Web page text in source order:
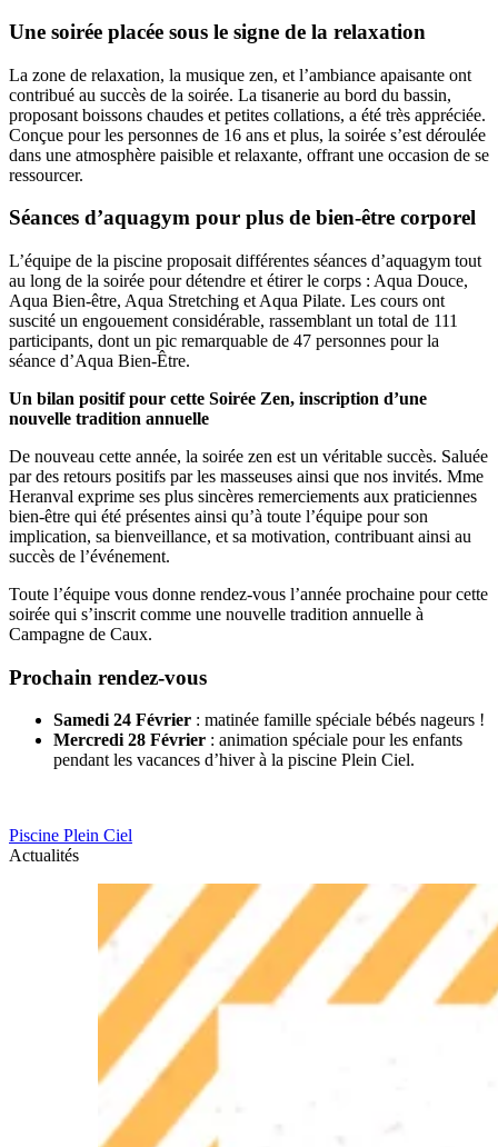
Une soirée placée sous le signe de la relaxation
La zone de relaxation, la musique zen, et l’ambiance apaisante ont
contribué au succès de la soirée. La tisanerie au bord du bassin,
proposant boissons chaudes et petites collations, a été très appréciée.
Conçue pour les personnes de 16 ans et plus, la soirée s’est déroulée
dans une atmosphère paisible et relaxante, offrant une occasion de se
ressourcer.
Séances d’aquagym pour plus de bien-être corporel
L’équipe de la piscine proposait différentes séances d’aquagym tout
au long de la soirée pour détendre et étirer le corps : Aqua Douce,
Aqua Bien-être, Aqua Stretching et Aqua Pilate. Les cours ont
suscité un engouement considérable, rassemblant un total de 111
participants, dont un pic remarquable de 47 personnes pour la
séance d’Aqua Bien-Être.
Un bilan positif pour cette Soirée Zen, inscription d’une
nouvelle tradition annuelle
De nouveau cette année, la soirée zen est un véritable succès. Saluée
par des retours positifs par les masseuses ainsi que nos invités. Mme
Heranval exprime ses plus sincères remerciements aux praticiennes
bien-être qui été présentes ainsi qu’à toute l’équipe pour son
implication, sa bienveillance, et sa motivation, contribuant ainsi au
succès de l’événement.
Toute l’équipe vous donne rendez-vous l’année prochaine pour cette
soirée qui s’inscrit comme une nouvelle tradition annuelle à
Campagne de Caux.
Prochain rendez-vous
Samedi 24 Février : matinée famille spéciale bébés nageurs !
Mercredi 28 Février : animation spéciale pour les enfants
pendant les vacances d’hiver à la piscine Plein Ciel.
Piscine Plein Ciel
Actualités